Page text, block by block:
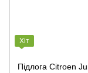
Хіт
Підлога Citroen